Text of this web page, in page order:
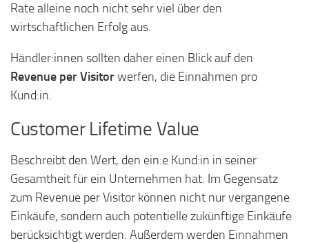
Rate alleine noch nicht sehr viel über den
wirtschaftlichen Erfolg aus.
Händler:innen sollten daher einen Blick auf den
Revenue per Visitorwerfen, die Einnahmen pro
Kund:in.
Customer Lifetime Value
Beschreibt den Wert, den ein:e Kund:in in seiner
Gesamtheit für ein Unternehmen hat. Im Gegensatz
zum Revenue per Visitor können nicht nur vergangene
Einkäufe, sondern auch potentielle zukünftige Einkäufe
berücksichtigt werden. Außerdem werden Einnahmen